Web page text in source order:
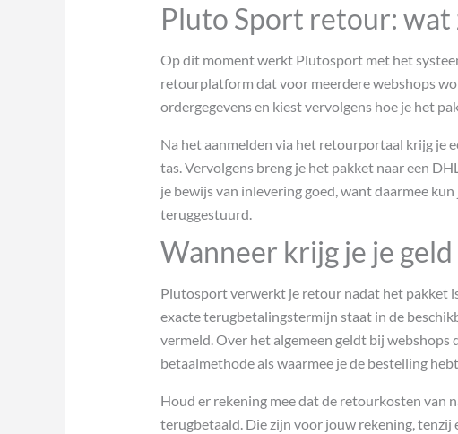
Pluto Sport retour: wat
Op dit moment werkt Plutosport met het
retourplatform dat voor meerdere webshops
ordergegevens en kiest vervolgens hoe je het
Na het aanmelden via het retourportaal krijg je
tas. Vervolgens breng je het pakket naar een
je bewijs van inlevering goed, want daarmee
teruggestuurd.
Wanneer krijg je je
Plutosport verwerkt je retour nadat het pakket
exacte terugbetalingstermijn staat in de
vermeld. Over het algemeen geldt bij
betaalmethode als waarmee je de bestelling
Houd er rekening mee dat de retourkosten van
terugbetaald. Die zijn voor jouw rekening,